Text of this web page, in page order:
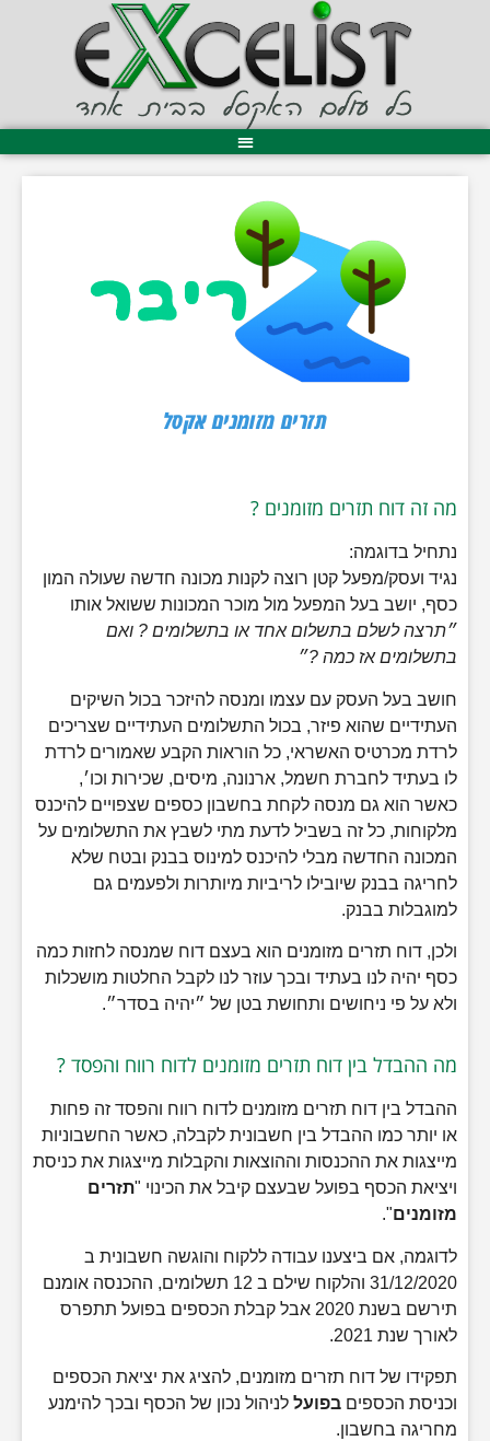
תזרים מזומנים אקסל
מה זה דוח תזרים מזומנים ?
נתחיל בדוגמה:
נגיד ועסק/מפעל קטן רוצה לקנות מכונה חדשה שעולה המון
כסף, יושב בעל המפעל מול מוכר המכונות ששואל אותו
״תרצה לשלם בתשלום אחד או בתשלומים ? ואם
בתשלומים אז כמה ?״
חושב בעל העסק עם עצמו ומנסה להיזכר בכול השיקים
העתידיים שהוא פיזר, בכול התשלומים העתידיים שצריכים
לרדת מכרטיס האשראי, כל הוראות הקבע שאמורים לרדת
לו בעתיד לחברת חשמל, ארנונה, מיסים, שכירות וכו׳,
כאשר הוא גם מנסה לקחת בחשבון כספים שצפויים להיכנס
מלקוחות, כל זה בשביל לדעת מתי לשבץ את התשלומים על
המכונה החדשה מבלי להיכנס למינוס בבנק ובטח שלא
לחריגה בבנק שיובילו לריביות מיותרות ולפעמים גם
למוגבלות בבנק.
ולכן, דוח תזרים מזומנים הוא בעצם דוח שמנסה לחזות כמה
כסף יהיה לנו בעתיד ובכך עוזר לנו לקבל החלטות מושכלות
ולא על פי ניחושים ותחושת בטן של ״יהיה בסדר״.
מה ההבדל בין דוח תזרים מזומנים לדוח רווח והפסד ?
ההבדל בין דוח תזרים מזומנים לדוח רווח והפסד זה פחות
או יותר כמו ההבדל בין חשבונית לקבלה, כאשר החשבוניות
מייצגות את ההכנסות וההוצאות והקבלות מייצגות את כניסת
ויציאת הכסף בפועל שבעצם קיבל את הכינוי "תזרים
מזומנים".
לדוגמה, אם ביצענו עבודה ללקוח והוגשה חשבונית ב
31/12/2020 והלקוח שילם ב 12 תשלומים, ההכנסה אומנם
תירשם בשנת 2020 אבל קבלת הכספים בפועל תתפרס
לאורך שנת 2021.
תפקידו של דוח תזרים מזומנים, להציג את יציאת הכספים
וכניסת הכספים בפועל לניהול נכון של הכסף ובכך להימנע
מחריגה בחשבון.